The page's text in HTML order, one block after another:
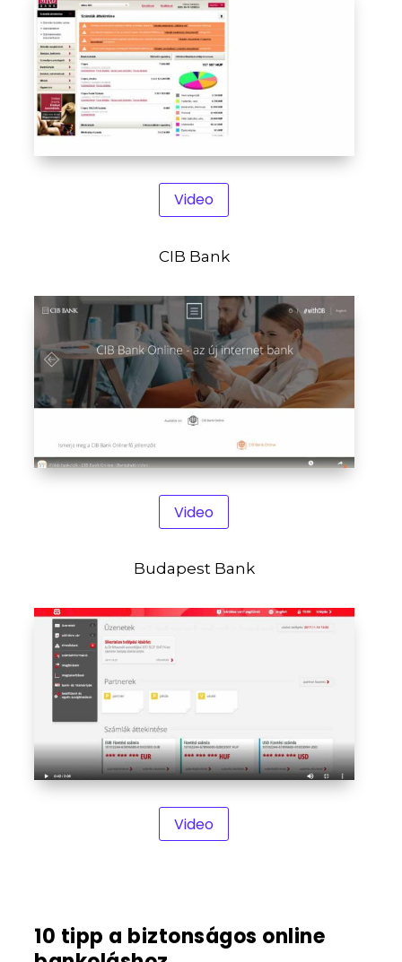
Video
CIB Bank
Video
Budapest Bank
Video
10 tipp a biztonságos online